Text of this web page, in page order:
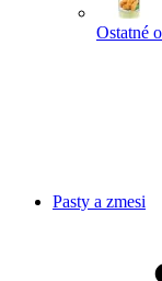
Ostatné
Pasty a zmesi